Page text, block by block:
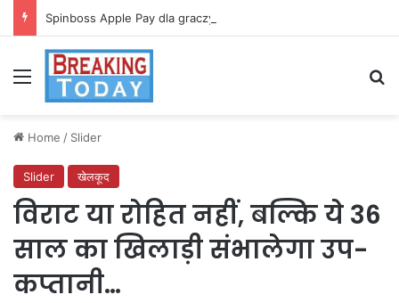
Spinboss Apple Pay dla graczy na iPhone
Menu
Home / Slider
Slider खेलकूद
विराट या रोहित नहीं, बल्कि ये 36
साल का खिलाड़ी संभालेगा उप-
कप्तानी…